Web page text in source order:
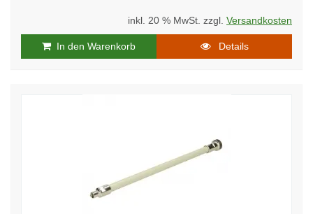
inkl. 20 % MwSt. zzgl. Versandkosten
In den Warenkorb Details